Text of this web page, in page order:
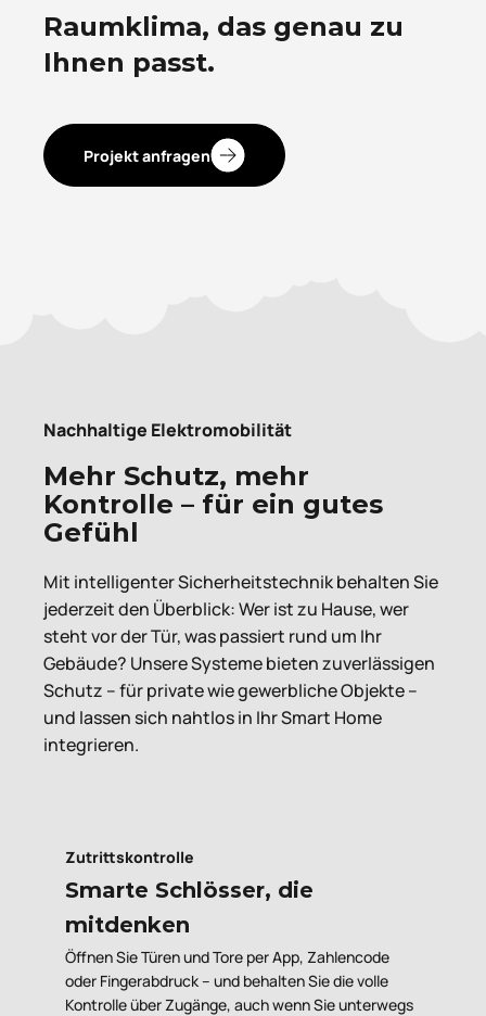
Raumklima, das genau zu
Ihnen passt.
Projekt anfragen
Nachhaltige Elektromobilität
Mehr Schutz, mehr
Kontrolle – für ein gutes
Gefühl
Mit intelligenter Sicherheitstechnik behalten Sie
jederzeit den Überblick: Wer ist zu Hause, wer
steht vor der Tür, was passiert rund um Ihr
Gebäude? Unsere Systeme bieten zuverlässigen
Schutz – für private wie gewerbliche Objekte –
und lassen sich nahtlos in Ihr Smart Home
integrieren.
Zutrittskontrolle
Smarte Schlösser, die
mitdenken
Öffnen Sie Türen und Tore per App, Zahlencode
oder Fingerabdruck – und behalten Sie die volle
Kontrolle über Zugänge, auch wenn Sie unterwegs